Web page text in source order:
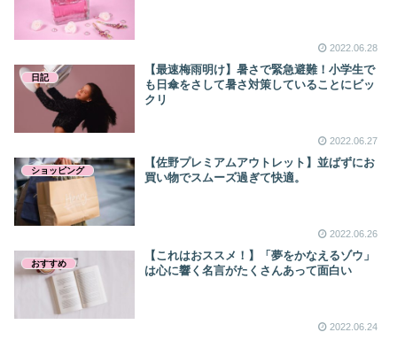
2022.06.28
日記
【最速梅雨明け】暑さで緊急避難！小学生で
も日傘をさして暑さ対策していることにビッ
クリ
2022.06.27
ショッピング
【佐野プレミアムアウトレット】並ばずにお
買い物でスムーズ過ぎて快適。
2022.06.26
おすすめ
【これはおススメ！】「夢をかなえるゾウ」
は心に響く名言がたくさんあって面白い
2022.06.24